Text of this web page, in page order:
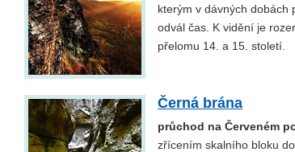
kterým v dávných dobách
odvál čas. K vidění je
přelomu 14. a 15. století.
Černá brána
průchod na Červeném
zřícením skalního bloku